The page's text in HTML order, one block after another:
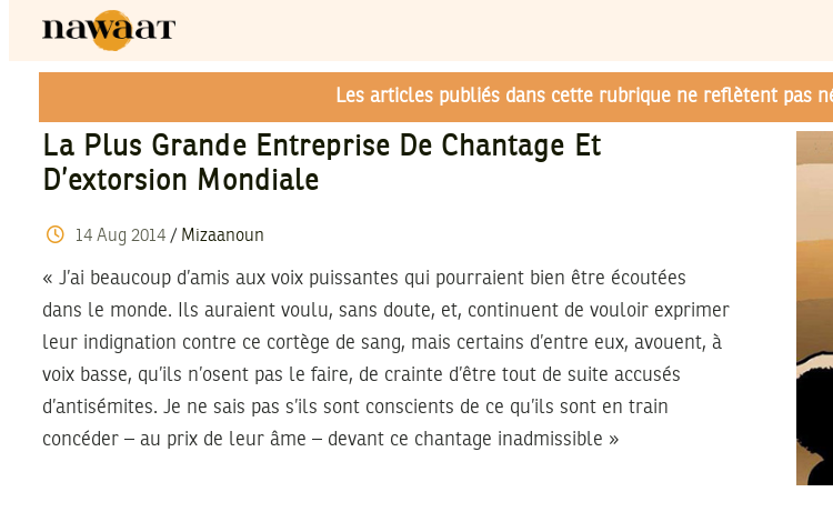
Les articles publiés dans cette rubrique ne reflètent pas
La Plus Grande Entreprise De Chantage Et
D’extorsion Mondiale
14 Aug 2014/ Mizaanoun
« J’ai beaucoup d’amis aux voix puissantes qui pourraient bien être écoutées
dans le monde. Ils auraient voulu, sans doute, et, continuent de vouloir exprimer
leur indignation contre ce cortège de sang, mais certains d’entre eux, avouent, à
voix basse, qu’ils n’osent pas le faire, de crainte d’être tout de suite accusés
d’antisémites. Je ne sais pas s’ils sont conscients de ce qu’ils sont en train
concéder – au prix de leur âme – devant ce chantage inadmissible »